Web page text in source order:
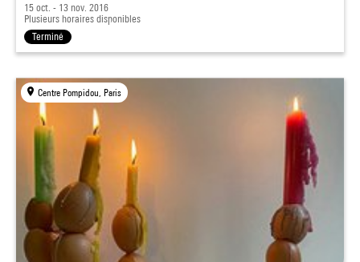
15 oct. - 13 nov. 2016
Plusieurs horaires disponibles
Terminé
Centre Pompidou, Paris